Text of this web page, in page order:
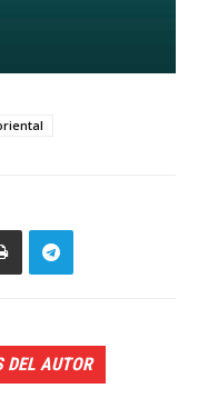
DEL AUTOR